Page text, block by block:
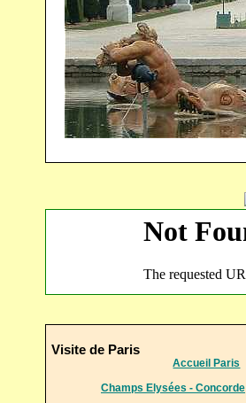
Visite de Paris
Accueil Paris
Champs Elysées - Concorde